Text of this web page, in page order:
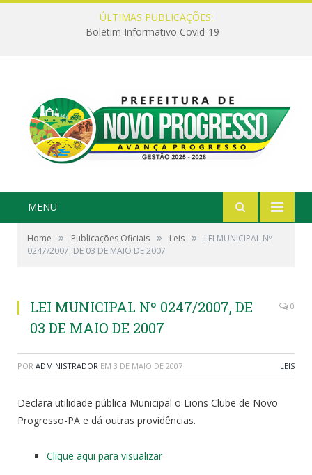
ÚLTIMAS PUBLICAÇÕES:
Boletim Informativo Covid-19
MENU
Home » Publicações Oficiais » Leis »
LEI MUNICIPAL Nº
0247/2007, DE 03 DE MAIO DE 2007
LEI MUNICIPAL Nº 0247/2007, DE
03 DE MAIO DE 2007
0
POR ADMINISTRADOR EM 3 DE MAIO DE 2007 LEIS
Declara utilidade pública Municipal o Lions Clube de Novo
Progresso-PA e dá outras providências.
Clique aqui para visualizar